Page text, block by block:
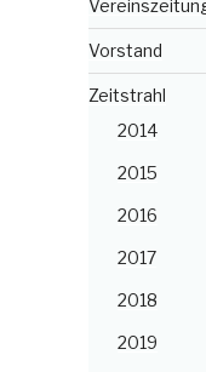
Vorstand
Zeitstrahl
2014
2015
2016
2017
2018
2019